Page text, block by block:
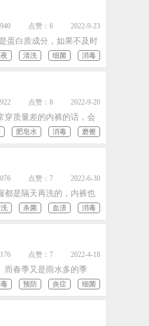
点赞：6 2022-9-23
蛋白质成分，如果不及时
清洗 细菌 消毒
点赞：8 2022-9-20
穿质量差的内裤的话，会
肥皂水 消毒 磨擦
点赞：7 2022-6-30
都是隔天再洗的，内裤也
杀菌 血渍 消毒
点赞：7 2022-4-18
而春季又是雨水多的季
预防 炎症 细菌